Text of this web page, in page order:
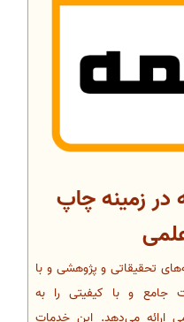
در زمینه چاپ
تحقیقاتی و پژوهشی و با
و با کیفیتی را به
ارائه می‌دهد. این خدمات